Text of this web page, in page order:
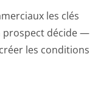
les clés
décide —
les conditions